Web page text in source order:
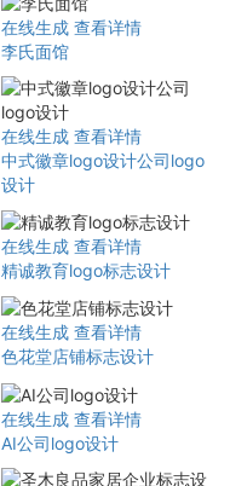
在线生成 查看详情
李氏面馆
在线生成 查看详情
中式徽章logo设计公司logo
设计
在线生成 查看详情
精诚教育logo标志设计
在线生成 查看详情
色花堂店铺标志设计
在线生成 查看详情
AI公司logo设计